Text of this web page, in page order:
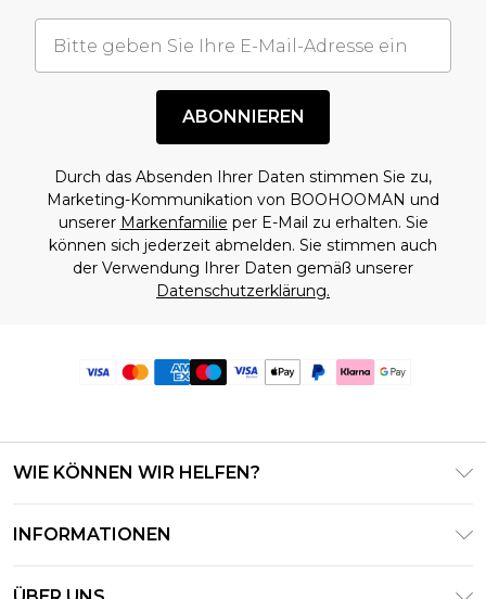
ABONNIEREN
Durch das Absenden Ihrer Daten stimmen Sie zu,
Marketing-Kommunikation von BOOHOOMAN und
unserer Markenfamilie per E-Mail zu erhalten. Sie
können sich jederzeit abmelden. Sie stimmen auch
der Verwendung Ihrer Daten gemäß unserer
Datenschutzerklärung.
WIE KÖNNEN WIR HELFEN?
Meine Bestellung verfolgen & zurücksenden
INFORMATIONEN
Geschäftsbedingungen – Aktualisiert Juni 2026